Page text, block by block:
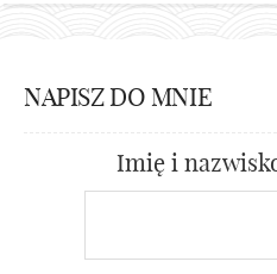
NAPISZ DO MNIE
Imię i